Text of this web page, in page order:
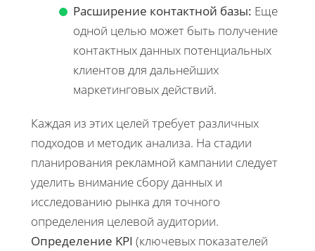
Расширение контактной базы: Еще
одной целью может быть получение
контактных данных потенциальных
клиентов для дальнейших
маркетинговых действий.
Каждая из этих целей требует различных
подходов и методик анализа. На стадии
планирования рекламной кампании следует
уделить внимание сбору данных и
исследованию рынка для точного
определения целевой аудитории.
Определение KPI (ключевых показателей